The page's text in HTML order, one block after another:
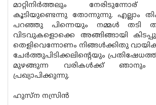
മാറ്റിനിർത്തലും നേരിടുന്നോര്
കൂടിയുണ്ടെന്നു തോന്നുന്നു. എല്ലാം
പറഞ്ഞു പിന്നെയും നമ്മൾ തടി
വിടവുകളൊക്കെ അങ്ങിങ്ങായി
തെളിവെന്നോണം നിങ്ങൾക്കിതു
ചേർത്തുപിടിക്കലിന്റെയും
മുഴങ്ങുന്ന വരികൾക്ക് ഞാനും
പ്രഖ്യാപിക്കുന്നു.
ഹുസ്ന നസ്രിൻ